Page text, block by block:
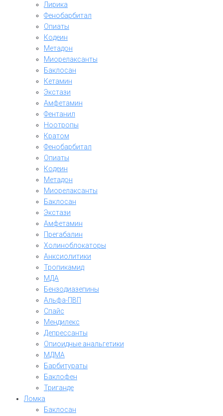
Лирика
Фенобарбитал
Опиаты
Кодеин
Метадон
Миорелаксанты
Баклосан
Кетамин
Экстази
Амфетамин
Фентанил
Ноотропы
Кратом
Фенобарбитал
Опиаты
Кодеин
Метадон
Миорелаксанты
Баклосан
Экстази
Амфетамин
Прегабалин
Холиноблокаторы
Анксиолитики
Тропикамид
МДА
Бензодиазепины
Альфа-ПВП
Спайс
Мендилекс
Депрессанты
Опиоидные анальгетики
МДМА
Барбитураты
Баклофен
Триганде
Ломка
Баклосан